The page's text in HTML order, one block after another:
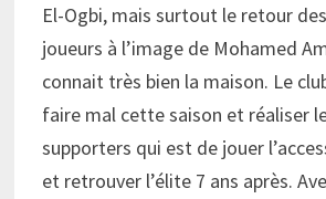
El-Ogbi, mais surtout le retour
joueurs à l’image de Mohamed
connait très bien la maison. Le
faire mal cette saison et réaliser
supporters qui est de jouer
et retrouver l’élite 7 ans après.